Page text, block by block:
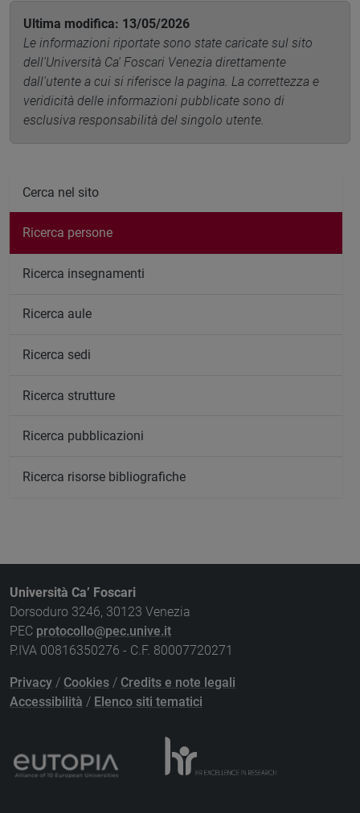
Ultima modifica: 13/05/2026
Le informazioni riportate sono state caricate sul sito
dell'Università Ca' Foscari Venezia direttamente
dall'utente a cui si riferisce la pagina. La correttezza e
veridicità delle informazioni pubblicate sono di
esclusiva responsabilità del singolo utente.
Cerca nel sito
Ricerca persone
Ricerca insegnamenti
Ricerca aule
Ricerca sedi
Ricerca strutture
Ricerca pubblicazioni
Ricerca risorse bibliografiche
Università Ca’ Foscari
Dorsoduro 3246, 30123 Venezia
PEC protocollo@pec.unive.it
P.IVA 00816350276 - C.F. 80007720271
Privacy / Cookies / Credits e note legali
Accessibilità / Elenco siti tematici